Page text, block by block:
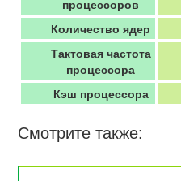
процессоров
Количество ядер
Тактовая частота
процессора
Кэш процессора
Смотрите также: